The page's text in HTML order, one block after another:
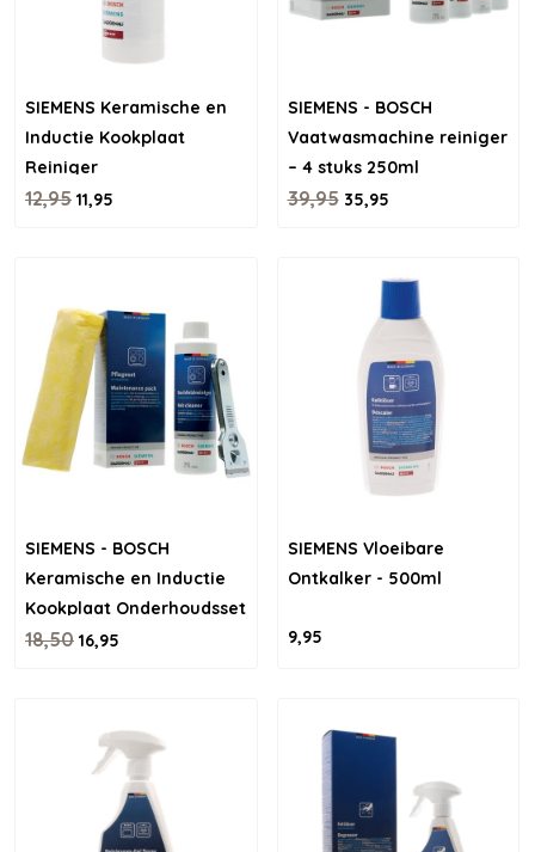
SIEMENS Keramische en
Inductie Kookplaat
Reiniger
12,95 11,95
SIEMENS - BOSCH
Vaatwasmachine reiniger
– 4 stuks 250ml
39,9535,95
SIEMENS - BOSCH
Keramische en Inductie
Kookplaat Onderhoudsset
18,50 16,95
SIEMENS Vloeibare
Ontkalker - 500ml
9,95